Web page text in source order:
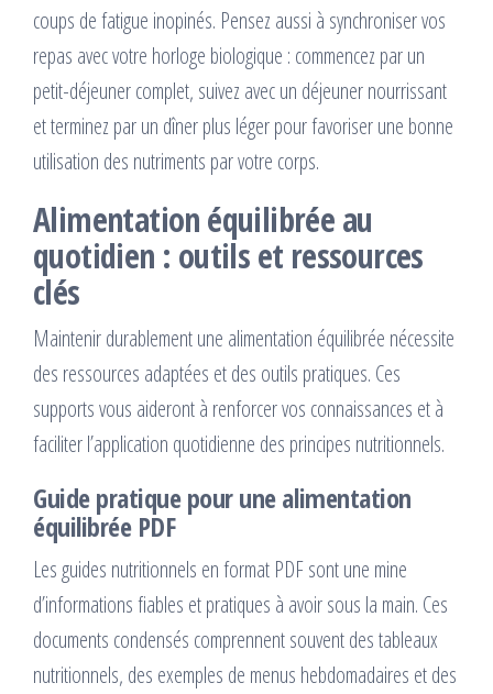
coups de fatigue inopinés. Pensez aussi à synchroniser vos
repas avec votre horloge biologique : commencez par un
petit-déjeuner complet, suivez avec un déjeuner nourrissant
et terminez par un dîner plus léger pour favoriser une bonne
utilisation des nutriments par votre corps.
Alimentation équilibrée au
quotidien : outils et ressources
clés
Maintenir durablement une alimentation équilibrée nécessite
des ressources adaptées et des outils pratiques. Ces
supports vous aideront à renforcer vos connaissances et à
faciliter l’application quotidienne des principes nutritionnels.
Guide pratique pour une alimentation
équilibrée PDF
Les guides nutritionnels en format PDF sont une mine
d’informations fiables et pratiques à avoir sous la main. Ces
documents condensés comprennent souvent des tableaux
nutritionnels, des exemples de menus hebdomadaires et des